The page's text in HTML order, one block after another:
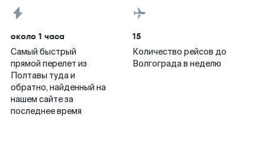
около 1 часа
Самый быстрый
прямой перелет из
Полтавы туда и
обратно, найденный на
нашем сайте за
последнее время
15
Количество рейсов до
Волгограда в неделю